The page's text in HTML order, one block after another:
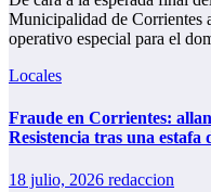
Municipalidad de Corrientes
operativo especial para el
Locales
Fraude en Corrientes:
Resistencia tras una estafa
18 julio, 2026 redaccion